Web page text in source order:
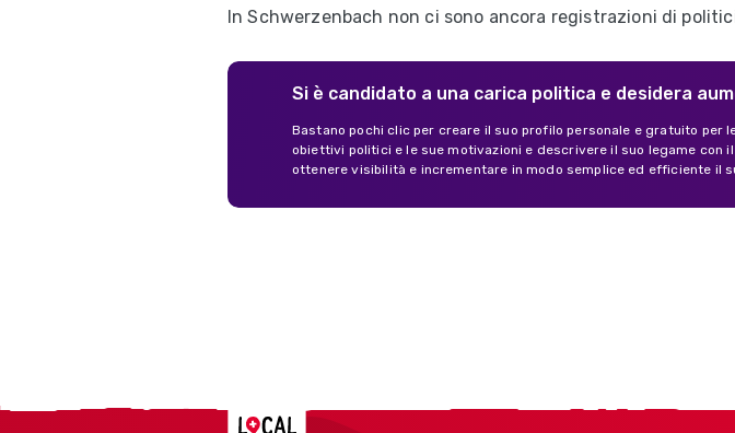
In Schwerzenbach non ci sono ancora registrazioni di
Si è candidato a una carica politica e desidera
Bastano pochi clic per creare il suo profilo personale e gratuito per
obiettivi politici e le sue motivazioni e descrivere il suo legame con
ottenere visibilità e incrementare in modo semplice ed efficiente il
Localcities